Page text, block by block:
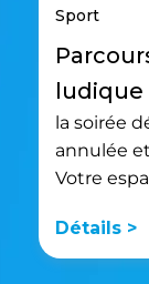
Sport
ludique
la soirée
annulée
Votre
Détails >